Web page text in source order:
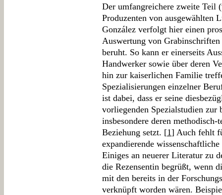
Der umfangreichere zweite Teil
Produzenten von ausgewählten
González verfolgt hier einen
Auswertung von
beruht. So kann er einerseits
Handwerker sowie über deren
hin zur kaiserlichen Familie
Spezialisierungen einzelner
ist dabei, dass er seine
vorliegenden Spezialstudien zur
insbesondere deren
Beziehung setzt. [1] Auch fehlt
expandierende
Einiges an neuerer Literatur zu
die Rezensentin begrüßt, wenn
mit den bereits in der
verknüpft worden wären.